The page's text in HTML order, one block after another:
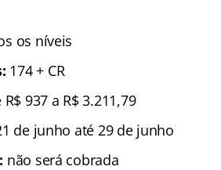
os níveis
174 + CR
R$ 937 a R$ 3.211,79
de junho até 29 de junho
não será cobrada